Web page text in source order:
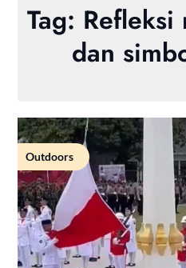
Tag: Refleksi
dan
Outdoors